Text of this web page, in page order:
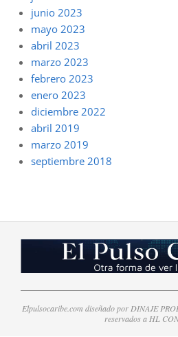
junio 2023
mayo 2023
abril 2023
marzo 2023
febrero 2023
enero 2023
diciembre 2022
abril 2019
marzo 2019
septiembre 2018
Elpulsocaribe.com diseñado por DINAJE
reservados a HL